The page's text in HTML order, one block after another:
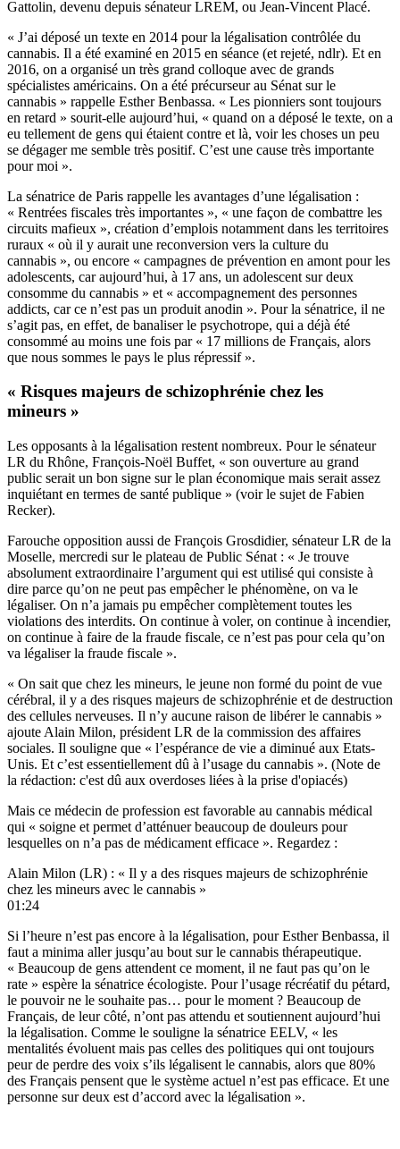
Gattolin, devenu depuis sénateur LREM, ou Jean-Vincent Placé.
« J’ai déposé un texte en 2014 pour la légalisation contrôlée du
cannabis. Il a été examiné en 2015 en séance (et rejeté, ndlr). Et en
2016, on a organisé un très grand colloque avec de grands
spécialistes américains. On a été précurseur au Sénat sur le
cannabis » rappelle Esther Benbassa. « Les pionniers sont toujours
en retard » sourit-elle aujourd’hui, « quand on a déposé le texte, on a
eu tellement de gens qui étaient contre et là, voir les choses un peu
se dégager me semble très positif. C’est une cause très importante
pour moi ».
La sénatrice de Paris rappelle les avantages d’une légalisation :
« Rentrées fiscales très importantes », « une façon de combattre les
circuits mafieux », création d’emplois notamment dans les territoires
ruraux « où il y aurait une reconversion vers la culture du
cannabis », ou encore « campagnes de prévention en amont pour les
adolescents, car aujourd’hui, à 17 ans, un adolescent sur deux
consomme du cannabis » et « accompagnement des personnes
addicts, car ce n’est pas un produit anodin ». Pour la sénatrice, il ne
s’agit pas, en effet, de banaliser le psychotrope, qui a déjà été
consommé au moins une fois par « 17 millions de Français, alors
que nous sommes le pays le plus répressif ».
« Risques majeurs de schizophrénie chez les
mineurs »
Les opposants à la légalisation restent nombreux. Pour le sénateur
LR du Rhône, François-Noël Buffet, « son ouverture au grand
public serait un bon signe sur le plan économique mais serait assez
inquiétant en termes de santé publique » (voir le sujet de Fabien
Recker).
Farouche opposition aussi de François Grosdidier, sénateur LR de la
Moselle, mercredi sur le plateau de Public Sénat : « Je trouve
absolument extraordinaire l’argument qui est utilisé qui consiste à
dire parce qu’on ne peut pas empêcher le phénomène, on va le
légaliser. On n’a jamais pu empêcher complètement toutes les
violations des interdits. On continue à voler, on continue à incendier,
on continue à faire de la fraude fiscale, ce n’est pas pour cela qu’on
va légaliser la fraude fiscale ».
« On sait que chez les mineurs, le jeune non formé du point de vue
cérébral, il y a des risques majeurs de schizophrénie et de destruction
des cellules nerveuses. Il n’y aucune raison de libérer le cannabis »
ajoute Alain Milon, président LR de la commission des affaires
sociales. Il souligne que « l’espérance de vie a diminué aux Etats-
Unis. Et c’est essentiellement dû à l’usage du cannabis ». (Note de
la rédaction: c'est dû aux overdoses liées à la prise d'opiacés)
Mais ce médecin de profession est favorable au cannabis médical
qui « soigne et permet d’atténuer beaucoup de douleurs pour
lesquelles on n’a pas de médicament efficace ». Regardez :
Alain Milon (LR) : « Il y a des risques majeurs de schizophrénie
chez les mineurs avec le cannabis »
01:24
Si l’heure n’est pas encore à la légalisation, pour Esther Benbassa, il
faut a minima aller jusqu’au bout sur le cannabis thérapeutique.
« Beaucoup de gens attendent ce moment, il ne faut pas qu’on le
rate » espère la sénatrice écologiste. Pour l’usage récréatif du pétard,
le pouvoir ne le souhaite pas… pour le moment ? Beaucoup de
Français, de leur côté, n’ont pas attendu et soutiennent aujourd’hui
la légalisation. Comme le souligne la sénatrice EELV, « les
mentalités évoluent mais pas celles des politiques qui ont toujours
peur de perdre des voix s’ils légalisent le cannabis, alors que 80%
des Français pensent que le système actuel n’est pas efficace. Et une
personne sur deux est d’accord avec la légalisation ».